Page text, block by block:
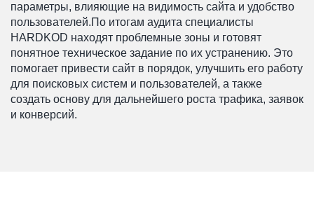
параметры, влияющие на видимость сайта и удобство
пользователей.По итогам аудита специалисты
HARDKOD находят проблемные зоны и готовят
понятное техническое задание по их устранению. Это
помогает привести сайт в порядок, улучшить его работу
для поисковых систем и пользователей, а также
создать основу для дальнейшего роста трафика, заявок
и конверсий.